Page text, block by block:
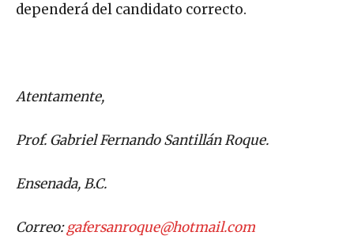
dependerá del candidato correcto.
Atentamente,
Prof. Gabriel Fernando Santillán Roque.
Ensenada, B.C.
Correo:gafersanroque@hotmail.com